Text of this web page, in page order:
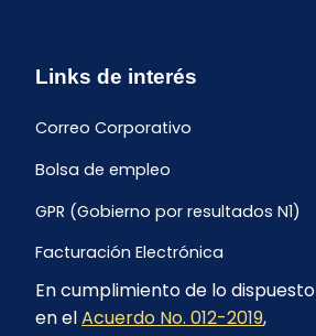
Links de interés
Correo Corporativo
Bolsa de empleo
GPR (Gobierno por resultados N1)
Facturación Electrónica
Archivo Histórico de Facturación
En cumplimiento de lo dispuesto
en elAcuerdo No. 012-2019,